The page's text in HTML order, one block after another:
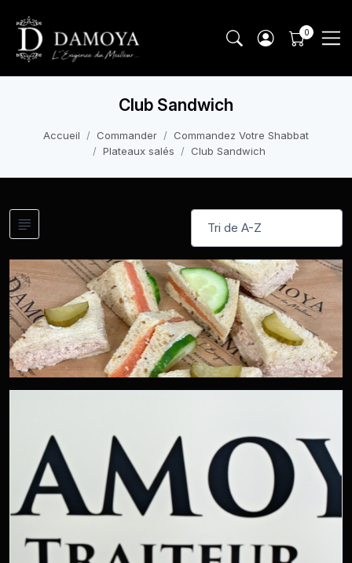
Club Sandwich
Accueil Commander
Commandez Votre Shabbat
Plateaux salés
Club Sandwich